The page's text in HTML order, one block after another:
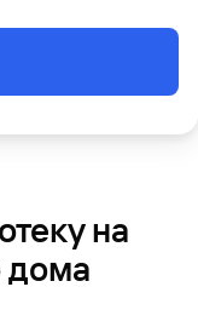
на
дома